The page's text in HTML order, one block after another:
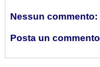
Nessun commento:
Posta un commento